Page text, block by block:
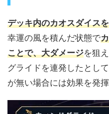
デッキ内のカオスダイス
幸運の風を積んだ状態で
ことで、大ダメージを狙え
グライドを連発したとし
が無い場合には効果を発揮